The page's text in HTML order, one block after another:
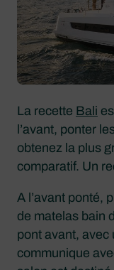
La recette Bali
l’avant, ponter
obtenez la plus
comparatif. Un
A l’avant ponté,
de matelas bain
pont avant, avec
communique